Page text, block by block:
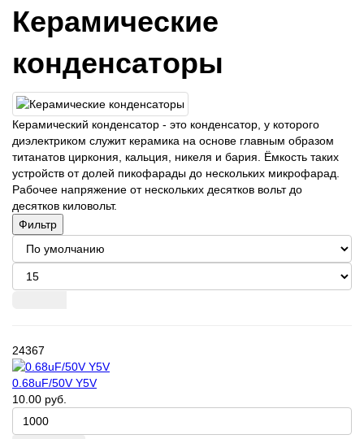
Керамические
конденсаторы
Керамический конденсатор - это конденсатор, у которого
диэлектриком служит керамика на основе главным образом
титанатов циркония, кальция, никеля и бария. Ёмкость таких
устройств от долей пикофарады до нескольких микрофарад.
Рабочее напряжение от нескольких десятков вольт до
десятков киловольт.
Фильтр
24367
0.68uF/50V Y5V
10.00 руб.